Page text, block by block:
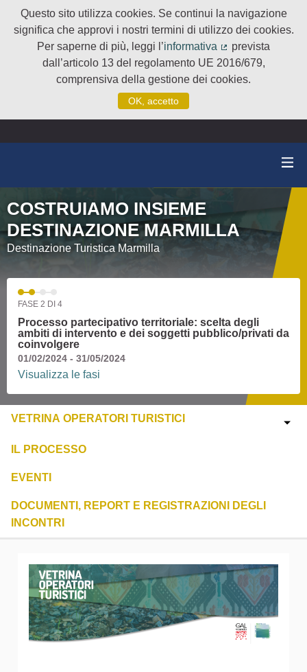
Questo sito utilizza cookies. Se continui la navigazione
significa che approvi i nostri termini di utilizzo dei cookies.
Per saperne di più, leggi l’informativa
(Collegamento
prevista
dall’articolo 13 del regolamento UE 2016/679,
comprensiva della gestione dei cookies.
OK, accetto
COSTRUIAMO INSIEME
DESTINAZIONE MARMILLA
Destinazione Turistica Marmilla
FASE 2 DI 4
Processo partecipativo territoriale: scelta degli
ambiti di intervento e dei soggetti pubblico/privati da
coinvolgere
01/02/2024 - 31/05/2024
Visualizza le fasi
VETRINA OPERATORI TURISTICI
IL PROCESSO
EVENTI
DOCUMENTI, REPORT E REGISTRAZIONI DEGLI
INCONTRI